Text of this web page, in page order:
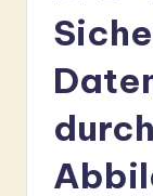
G
m